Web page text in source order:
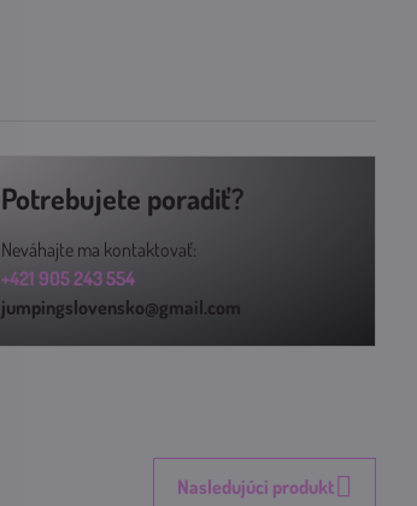
Potrebujete poradiť?
Neváhajte ma kontaktovať:
+421 905 243 554
jumpingslovensko@gmail.com
Nasledujúci produkt